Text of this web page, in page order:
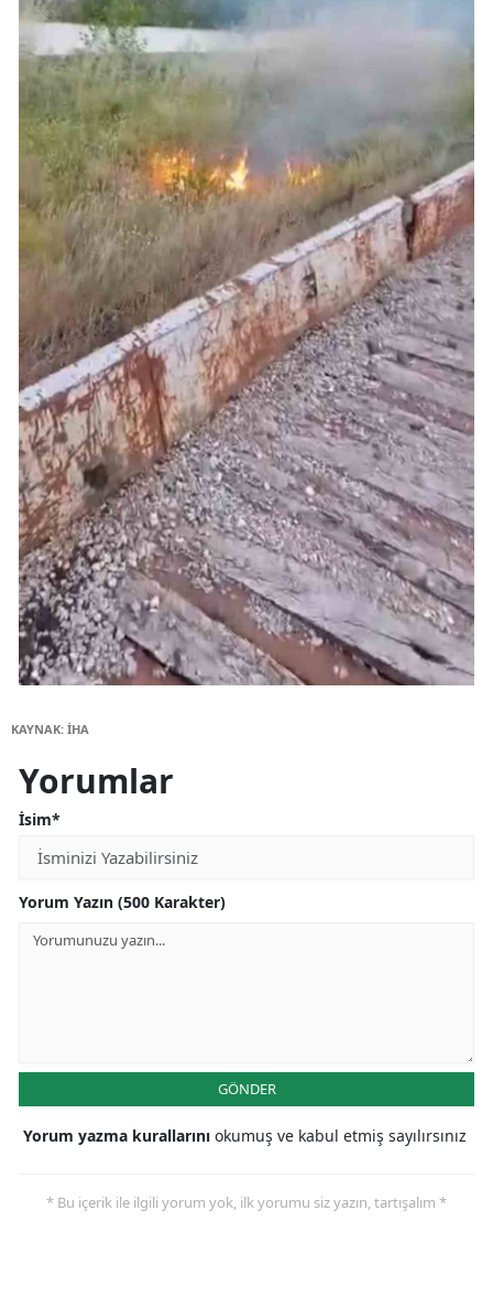
KAYNAK: İHA
Yorumlar
İsim*
Yorum Yazın (500 Karakter)
GÖNDER
Yorum yazma kurallarını okumuş ve kabul etmiş sayılırsınız
* Bu içerik ile ilgili yorum yok, ilk yorumu siz yazın, tartışalım *